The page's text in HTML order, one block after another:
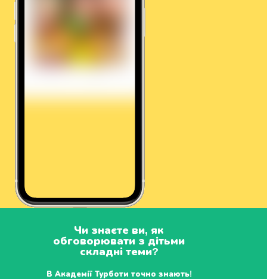
Чи знаєте ви, як
обговорювати з дітьми
складні теми?
В Академії Турботи точно знають!